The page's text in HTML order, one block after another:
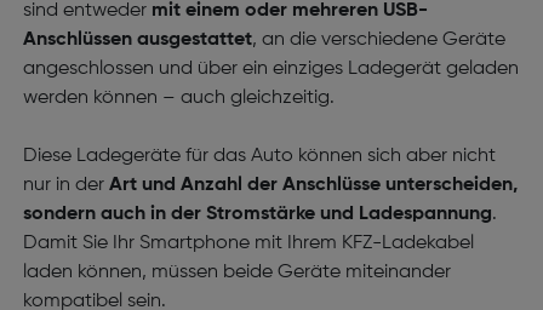
sind entweder mit einem oder mehreren USB-
Anschlüssen ausgestattet, an die verschiedene Geräte
angeschlossen und über ein einziges Ladegerät geladen
werden können – auch gleichzeitig.
Diese Ladegeräte für das Auto können sich aber nicht
nur in der Art und Anzahl der Anschlüsse unterscheiden,
sondern auch in der Stromstärke und Ladespannung.
Damit Sie Ihr Smartphone mit Ihrem KFZ-Ladekabel
laden können, müssen beide Geräte miteinander
kompatibel sein.